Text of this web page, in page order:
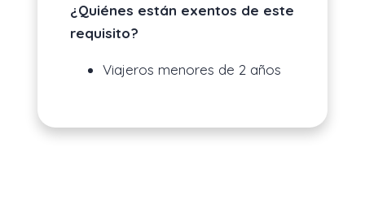
¿Quiénes están exentos de este
requisito?
Viajeros menores de 2 años